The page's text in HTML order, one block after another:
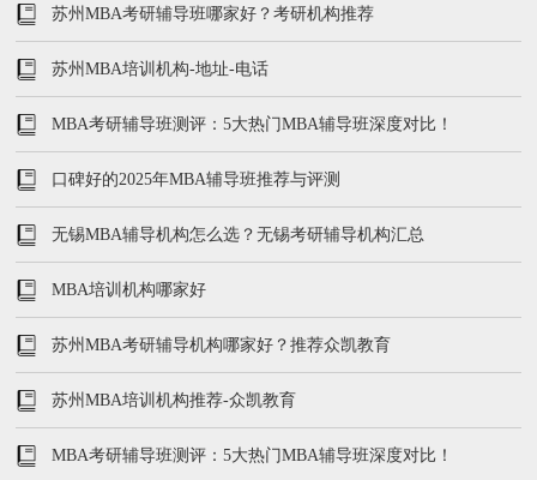
苏州MBA考研辅导班哪家好？考研机构推荐
苏州MBA培训机构-地址-电话
MBA考研辅导班测评：5大热门MBA辅导班深度对比！
口碑好的2025年MBA辅导班推荐与评测
无锡MBA辅导机构怎么选？无锡考研辅导机构汇总
MBA培训机构哪家好
苏州MBA考研辅导机构哪家好？推荐众凯教育
苏州MBA培训机构推荐-众凯教育
MBA考研辅导班测评：5大热门MBA辅导班深度对比！